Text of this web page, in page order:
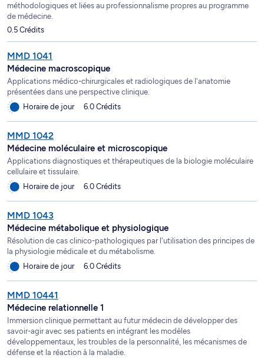
méthodologiques et liées au professionnalisme propres au programme
de médecine.
0.5 Crédits
MMD 1041
Médecine macroscopique
Applications médico-chirurgicales et radiologiques de l'anatomie
présentées dans une perspective clinique.
Horaire de jour
6.0 Crédits
MMD 1042
Médecine moléculaire et microscopique
Applications diagnostiques et thérapeutiques de la biologie moléculaire
cellulaire et tissulaire.
Horaire de jour
6.0 Crédits
MMD 1043
Médecine métabolique et physiologique
Résolution de cas clinico-pathologiques par l'utilisation des principes de
la physiologie médicale et du métabolisme.
Horaire de jour
6.0 Crédits
MMD 10441
Médecine relationnelle 1
Immersion clinique permettant au futur médecin de développer des
savoir-agir avec ses patients en intégrant les modèles
développementaux, les troubles de la personnalité, les mécanismes de
défense et la réaction à la maladie.